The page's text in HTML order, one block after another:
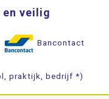
veilig
Bancontact
praktijk, bedrijf *)